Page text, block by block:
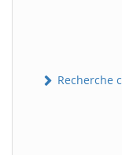
Recherche